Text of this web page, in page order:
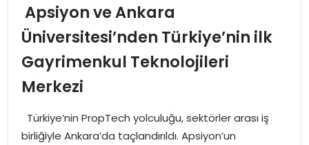
EĞITIM
SOSYAL HABER
EKONOMI
Apsiyon ve Ankara
Üniversitesi’nden Türkiye’nin ilk
Gayrimenkul Teknolojileri
Merkezi
Türkiye’nin PropTech yolculuğu, sektörler arası iş
birliğiyle Ankara’da taçlandırıldı. Apsiyon’un